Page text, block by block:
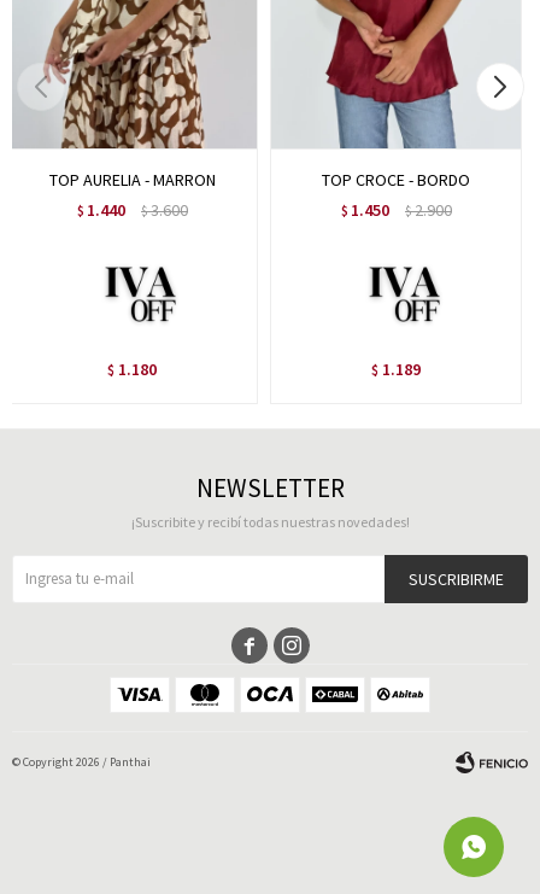
TOP AURELIA - MARRON
$ 1.440 $3.600
$ 1.180
TOP CROCE - BORDO
$ 1.450 $2.900
$ 1.189
NEWSLETTER
¡Suscribite y recibí todas nuestras novedades!
SUSCRIBIRME
 
© Copyright 2026 / Panthai